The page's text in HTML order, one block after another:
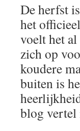
De herfst
het
voelt het
zich op
koudere
buiten is
blog vertel